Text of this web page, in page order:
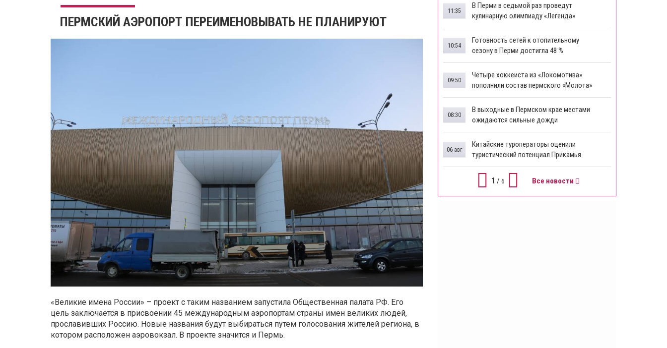
​ПЕРМСКИЙ АЭРОПОРТ ПЕРЕИМЕНОВЫВАТЬ НЕ ПЛАНИРУЮТ
«Великие имена России» – проект с таким названием запустила Общественная палата РФ. Его
цель заключается в присвоении 45 международным аэропортам страны имен великих людей,
прославивших Россию. Новые названия будут выбираться путем голосования жителей региона, в
котором расположен аэровокзал. В проекте значится и Пермь.
В Перми в седьмой раз проведут
кулинарную олимпиаду «Легенда»
11:35
Готовность сетей к отопительному
сезону в Перми достигла 48 %
10:54
Четыре хоккеиста из «Локомотива»
пополнили состав пермского «Молота»
09:50
В выходные в Пермском крае местами
ожидаются сильные дожди
08:30
Китайские туроператоры оценили
туристический потенциал Прикамья
06 авг
1 / 6 Все новости